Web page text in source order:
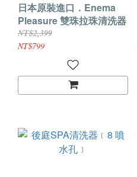
日本原裝進口．Enema
Pleasure 雙珠拉珠清洗器
NT$2,399
NT$799